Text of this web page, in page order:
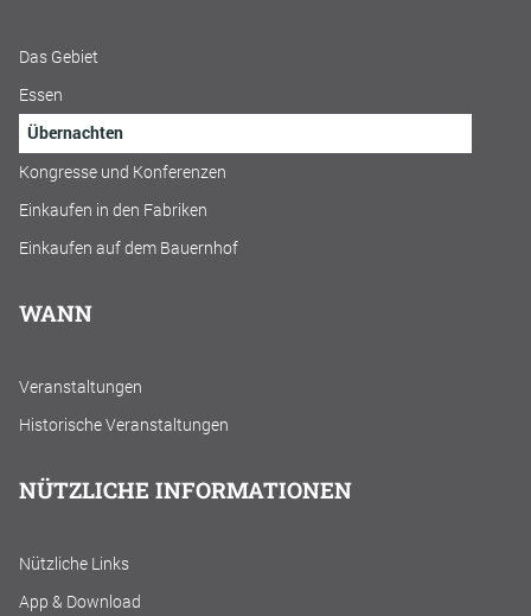
Das Gebiet
Essen
Übernachten
Kongresse und Konferenzen
Einkaufen in den Fabriken
Einkaufen auf dem Bauernhof
WANN
Veranstaltungen
Historische Veranstaltungen
NÜTZLICHE INFORMATIONEN
Nützliche Links
App & Download